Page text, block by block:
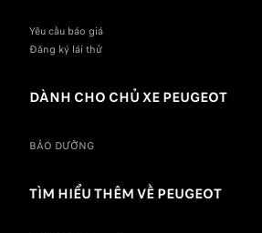
Yêu cầu báo giá
Đăng ký lái thử
DÀNH CHO CHỦ XE PEUGEOT
BẢO DƯỠNG
TÌM HIỂU THÊM VỀ PEUGEOT